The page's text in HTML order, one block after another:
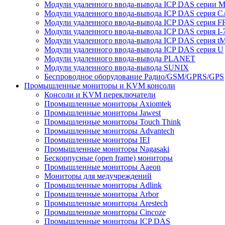
Модули удаленного ввода-вывода ICP DAS серии M
Модули удаленного ввода-вывода ICP DAS серия
Модули удаленного ввода-вывода ICP DAS серия
Модули удаленного ввода-вывода ICP DAS серия I-
Модули удаленного ввода-вывода ICP DAS серия
Модули удаленного ввода-вывода ICP DAS серия U
Модули удаленного ввода-вывода PLANET
Модули удаленного ввода-вывода SUNIX
Беспроводное оборудование Радио/GSM/GPRS/GPS
Промышленные мониторы и KVM консоли
Консоли и KVM переключатели
Промышленные мониторы Axiomtek
Промышленные мониторы Jawest
Промышленные мониторы Touch Think
Промышленные мониторы Advantech
Промышленные мониторы IEI
Промышленные мониторы Nagasaki
Бескорпусные (open frame) мониторы
Промышленные мониторы Aaeon
Мониторы для медучреждений
Промышленные мониторы Adlink
Промышленные мониторы Arbor
Промышленные мониторы Arestech
Промышленные мониторы Cincoze
Промышленные мониторы ICP DAS